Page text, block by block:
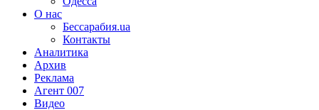
О нас
Бессарабия.ua
Контакты
Аналитика
Архив
Реклама
Агент 007
Видео